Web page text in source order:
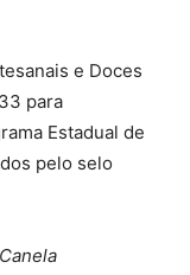
e Doces
para
Estadual de
pelo selo